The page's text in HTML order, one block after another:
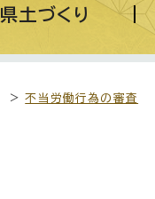
県土づくり
>不当労働行為の審査